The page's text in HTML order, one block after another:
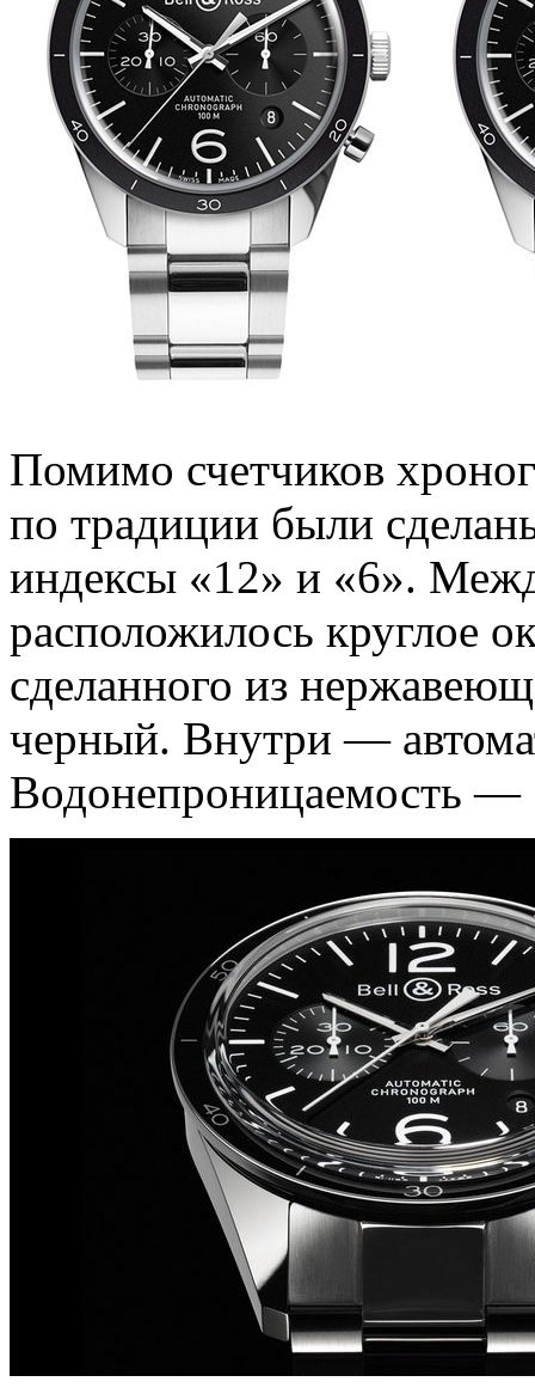
Помимо счетчиков
по традиции были
индексы «12» и «6».
расположилось круглое
сделанного из
черный. Внутри —
Водонепроницаемость —